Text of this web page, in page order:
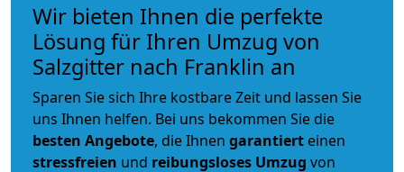
Wir bieten Ihnen die perfekte
Lösung für Ihren Umzug von
Salzgitter nach Franklin an
Sparen Sie sich Ihre kostbare Zeit und lassen Sie
uns Ihnen helfen. Bei uns bekommen Sie die
besten Angebote, die Ihnen garantiert einen
stressfreien und reibungsloses Umzug von